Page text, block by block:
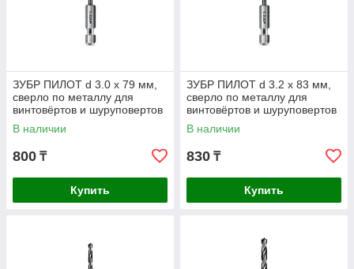
ЗУБР ПИЛОТ d 3.0 х 79 мм,
сверло по металлу для
винтовёртов и шуруповертов
IMPACT READY
Профессионал (29629-3
В наличии
800 ₸
Купить
ЗУБР ПИЛОТ d 3.2 х 83 мм,
сверло по металлу для
винтовёртов и шуруповертов
IMPACT READY
Профессионал
В наличии
830 ₸
Купить